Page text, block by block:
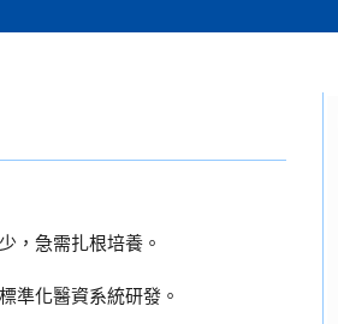
，急需扎根培養。
準化醫資系統研發。